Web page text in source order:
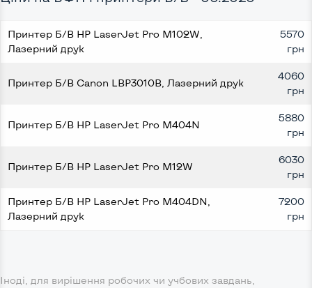
Принтер Б/В HP LaserJet Pro M102W,
Лазерний друк
5570
грн
Принтер Б/В Canon LBP3010B, Лазерний друк
4060
грн
Принтер Б/В HP LaserJet Pro M404N
5880
грн
Принтер Б/В HP LaserJet Pro M12W
6030
грн
Принтер Б/В HP LaserJet Pro M404DN,
Лазерний друк
7200
грн
Іноді, для вирішення робочих чи учбових завдань,